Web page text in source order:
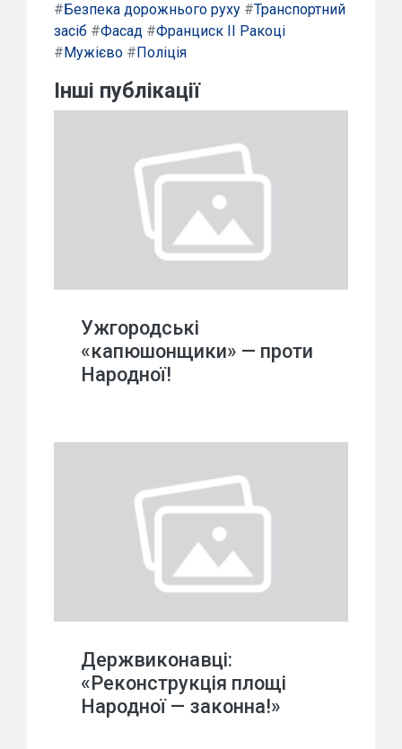
#Безпека дорожнього руху #Транспортний
засіб #Фасад #Франциск II Ракоці
#Мужієво #Поліція
Інші публікації
Ужгородські
«капюшонщики» — проти
Народної!
Держвиконавці:
«Реконструкція площі
Народної — законна!»